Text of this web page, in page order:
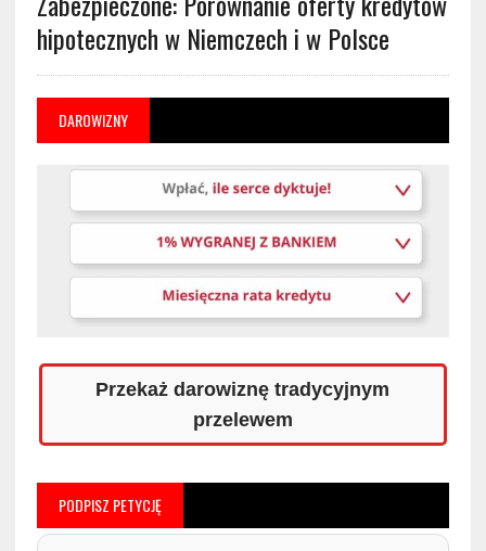
hipotecznych w Niemczech i w Polsce
DAROWIZNY
Przekaż darowiznę tradycyjnym
przelewem
PODPISZ PETYCJĘ